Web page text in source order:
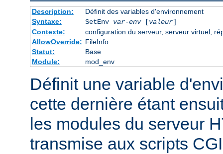
Description:
Définit des variables d'environnement
Syntaxe:
SetEnv var-env[valeur]
Contexte:
configuration du serveur, serveur virtuel,
AllowOverride: FileInfo
Statut:
Base
Module:
mod_env
Définit une variable
cette dernière étant
les modules du serveur
transmise aux scripts